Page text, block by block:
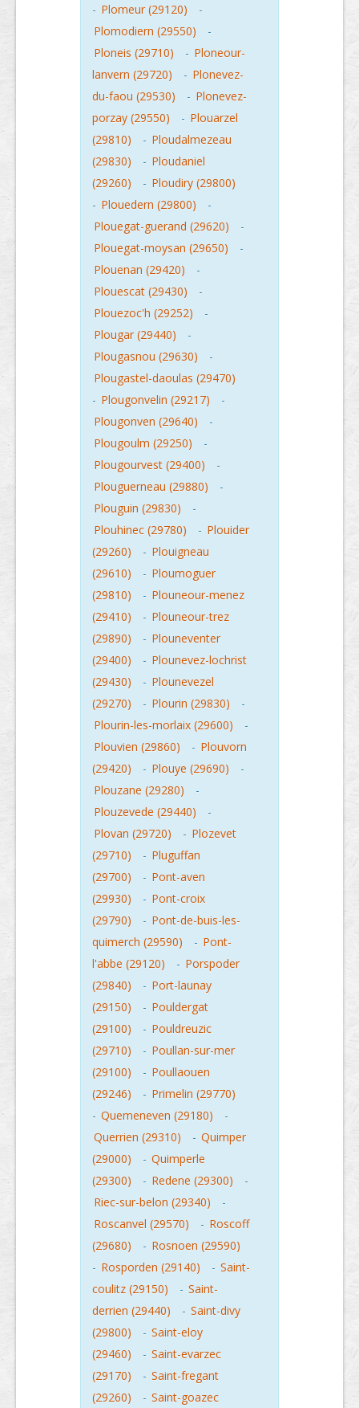
- Plomeur (29120)
-
Plomodiern (29550)
-
Ploneis (29710)
- Ploneour-
lanvern (29720)
- Plonevez-
du-faou (29530)
- Plonevez-
porzay (29550)
- Plouarzel
(29810)
- Ploudalmezeau
(29830)
- Ploudaniel
(29260)
- Ploudiry (29800)
- Plouedern (29800)
-
Plouegat-guerand (29620)
-
Plouegat-moysan (29650)
-
Plouenan (29420)
-
Plouescat (29430)
-
Plouezoc'h (29252)
-
Plougar (29440)
-
Plougasnou (29630)
-
Plougastel-daoulas (29470)
- Plougonvelin (29217)
-
Plougonven (29640)
-
Plougoulm (29250)
-
Plougourvest (29400)
-
Plouguerneau (29880)
-
Plouguin (29830)
-
Plouhinec (29780)
- Plouider
(29260)
- Plouigneau
(29610)
- Ploumoguer
(29810)
- Plouneour-menez
(29410)
- Plouneour-trez
(29890)
- Plouneventer
(29400)
- Plounevez-lochrist
(29430)
- Plounevezel
(29270)
- Plourin (29830)
-
Plourin-les-morlaix (29600)
-
Plouvien (29860)
- Plouvorn
(29420)
- Plouye (29690)
-
Plouzane (29280)
-
Plouzevede (29440)
-
Plovan (29720)
- Plozevet
(29710)
- Pluguffan
(29700)
- Pont-aven
(29930)
- Pont-croix
(29790)
- Pont-de-buis-les-
quimerch (29590)
- Pont-
l'abbe (29120)
- Porspoder
(29840)
- Port-launay
(29150)
- Pouldergat
(29100)
- Pouldreuzic
(29710)
- Poullan-sur-mer
(29100)
- Poullaouen
(29246)
- Primelin (29770)
- Quemeneven (29180)
-
Querrien (29310)
- Quimper
(29000)
- Quimperle
(29300)
- Redene (29300)
-
Riec-sur-belon (29340)
-
Roscanvel (29570)
- Roscoff
(29680)
- Rosnoen (29590)
- Rosporden (29140) - Saint-
coulitz (29150)
- Saint-
derrien (29440)
- Saint-divy
(29800)
- Saint-eloy
(29460)
- Saint-evarzec
(29170)
- Saint-fregant
(29260)
- Saint-goazec